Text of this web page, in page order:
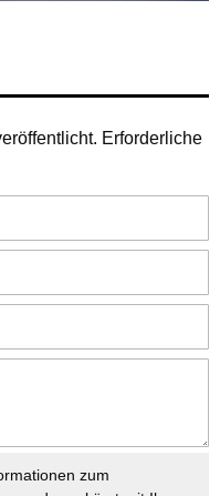
Erforderliche
zum